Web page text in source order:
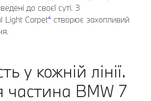
до своєї суті. З
Light Carpet⁴ створює захопливий
у кожній лінії.
частина BMW 7